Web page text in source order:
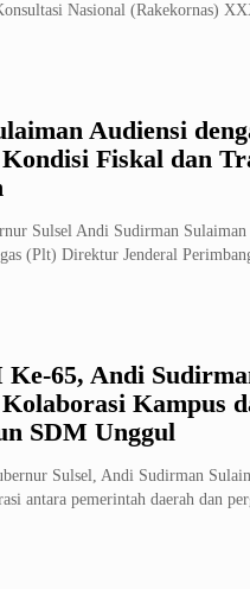
Nasional (Rakekornas)
Audiensi
Fiskal dan
Sulsel Andi Sudirman Sulaiman
(Plt) Direktur Jenderal
Ke-65, Andi
Kampus
SDM Unggul
Sulsel, Andi Sudirman
antara pemerintah daerah dan